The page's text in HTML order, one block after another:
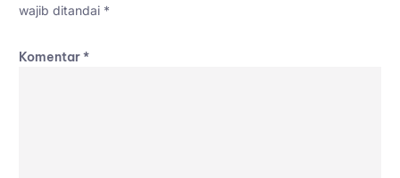
wajib ditandai *
Komentar*